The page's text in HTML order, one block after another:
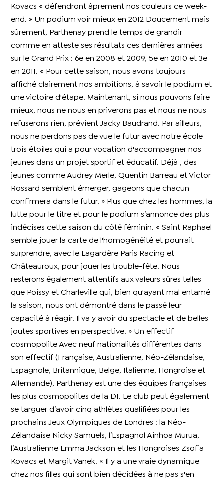
Kovacs « défendront âprement nos couleurs ce week-
end. » Un podium voir mieux en 2012 Doucement mais
sûrement, Parthenay prend le temps de grandir
comme en atteste ses résultats ces dernières années
sur le Grand Prix : 6e en 2008 et 2009, 5e en 2010 et 3e
en 2011. « Pour cette saison, nous avons toujours
affiché clairement nos ambitions, à savoir le podium et
une victoire d'étape. Maintenant, si nous pouvons faire
mieux, nous ne nous en priverons pas et nous ne nous
refuserons rien, prévient Jacky Baudrand. Par ailleurs,
nous ne perdons pas de vue le futur avec notre école
trois étoiles qui a pour vocation d'accompagner nos
jeunes dans un projet sportif et éducatif. Déjà , des
jeunes comme Audrey Merle, Quentin Barreau et Victor
Rossard semblent émerger, gageons que chacun
confirmera dans le futur. » Plus que chez les hommes, la
lutte pour le titre et pour le podium s’annonce des plus
indécises cette saison du côté féminin. « Saint Raphael
semble jouer la carte de l'homogénéité et pourrait
surprendre, avec le Lagardère Paris Racing et
Châteauroux, pour jouer les trouble-fête. Nous
resterons également attentifs aux valeurs sûres telles
que Poissy et Charleville qui, bien qu'ayant mal entamé
la saison, nous ont démontré dans le passé leur
capacité à réagir. Il va y avoir du spectacle et de belles
joutes sportives en perspective. » Un effectif
cosmopolite Avec neuf nationalités différentes dans
son effectif (Française, Australienne, Néo-Zélandaise,
Espagnole, Britannique, Belge, Italienne, Hongroise et
Allemande), Parthenay est une des équipes françaises
les plus cosmopolites de la D1. Le club peut également
se targuer d’avoir cinq athlètes qualifiées pour les
prochains Jeux Olympiques de Londres : la Néo-
Zélandaise Nicky Samuels, l’Espagnol Ainhoa Murua,
l’Australienne Emma Jackson et les Hongroises Zsofia
Kovacs et Margit Vanek. « Il y a une vraie dynamique
chez nos filles qui sont bien décidées à ne pas s'en